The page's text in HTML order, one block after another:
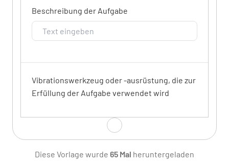
Beschreibung der Aufgabe
Vibrationswerkzeug oder -ausrüstung, die zur
Erfüllung der Aufgabe verwendet wird
Wählen Sie das vibrierende Werkzeug oder die
verwendete Ausrüstung aus
WINKELSCHLEIFER BETONBRECHER
Diese Vorlage wurde 65 Mal heruntergeladen